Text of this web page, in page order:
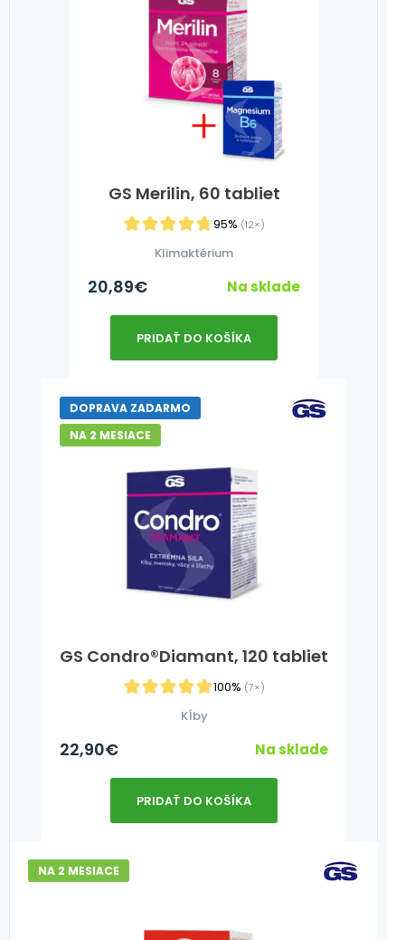
GS Merilin, 60 tabliet
95% (12×)
Klimaktérium
20,89€ Na sklade
PRIDAŤ DO KOŠÍKA
GS Condro®Diamant, 120 tabliet
100% (7×)
DOPRAVA ZADARMO
NA 2 MESIACE
Kĺby
22,90€ Na sklade
PRIDAŤ DO KOŠÍKA
NA 2 MESIACE